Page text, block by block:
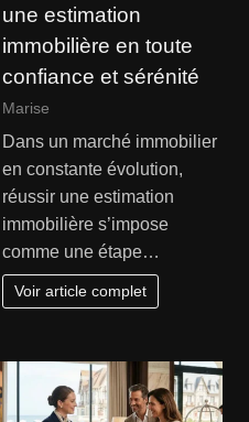
une estimation
immobilière en toute
confiance et sérénité
Marise
Dans un marché immobilier
en constante évolution,
réussir une estimation
immobilière s’impose
comme une étape…
Voir article complet